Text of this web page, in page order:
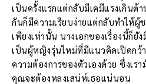
เป็นครั้งแรกแต่กลับมีเคมีแรงเกิน
กันก็มีความเรียบง่ายแต่กลับทำให้ผู้
เพียงเท่านั้น นางเอกของเรื่องนี้ก็ยั
เป็นผู้หญิงรุ่นใหม่ที่มีแนวคิดเปิดกว้
ความต้องการของตัวเองด้วย ซึ่งเร
คุณจะต้องหลงเสน่ห์เธอแน่นอน